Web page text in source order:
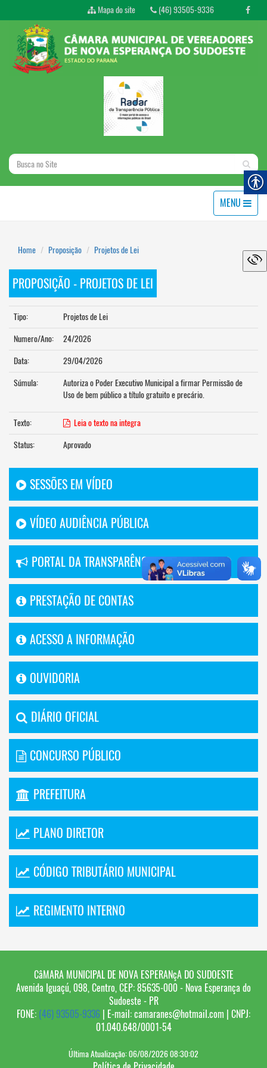
Mapa do site (46) 93505-9336
MENU
Home Proposição Projetos de Lei
PROPOSIÇÃO - PROJETOS DE LEI
Tipo:
Projetos de Lei
Numero/Ano:
24/2026
Data:
29/04/2026
Súmula:
Autoriza o Poder Executivo Municipal a firmar Permissão de
Uso de bem público a título gratuito e precário.
Texto:
Leia o texto na integra
Status:
Aprovado
SESSÕES EM VÍDEO
VÍDEO AUDIÊNCIA PÚBLICA
PORTAL DA TRANSPARÊNCIA
PRESTAÇÃO DE CONTAS
ACESSO A INFORMAÇÃO
OUVIDORIA
DIÁRIO OFICIAL
CONCURSO PÚBLICO
PREFEITURA
PLANO DIRETOR
CÓDIGO TRIBUTÁRIO MUNICIPAL
REGIMENTO INTERNO
CâMARA MUNICIPAL DE NOVA ESPERANçA DO SUDOESTE
Avenida Iguaçú, 098, Centro, CEP: 85635-000 - Nova Esperança do
Sudoeste - PR
FONE: (46) 93505-9336 | E-mail: camaranes@hotmail.com | CNPJ:
01.040.648/0001-54
Última Atualização: 06/08/2026 08:30:02